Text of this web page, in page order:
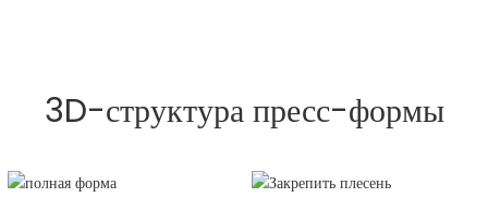
3D-структура пресс-формы